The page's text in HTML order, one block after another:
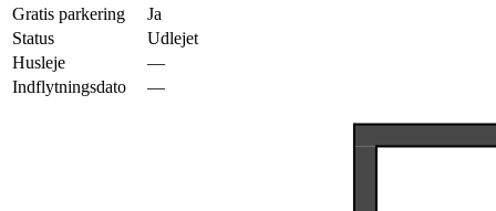
Gratis parkering
Ja
Status
Udlejet
Husleje
—
Indflytningsdato
—